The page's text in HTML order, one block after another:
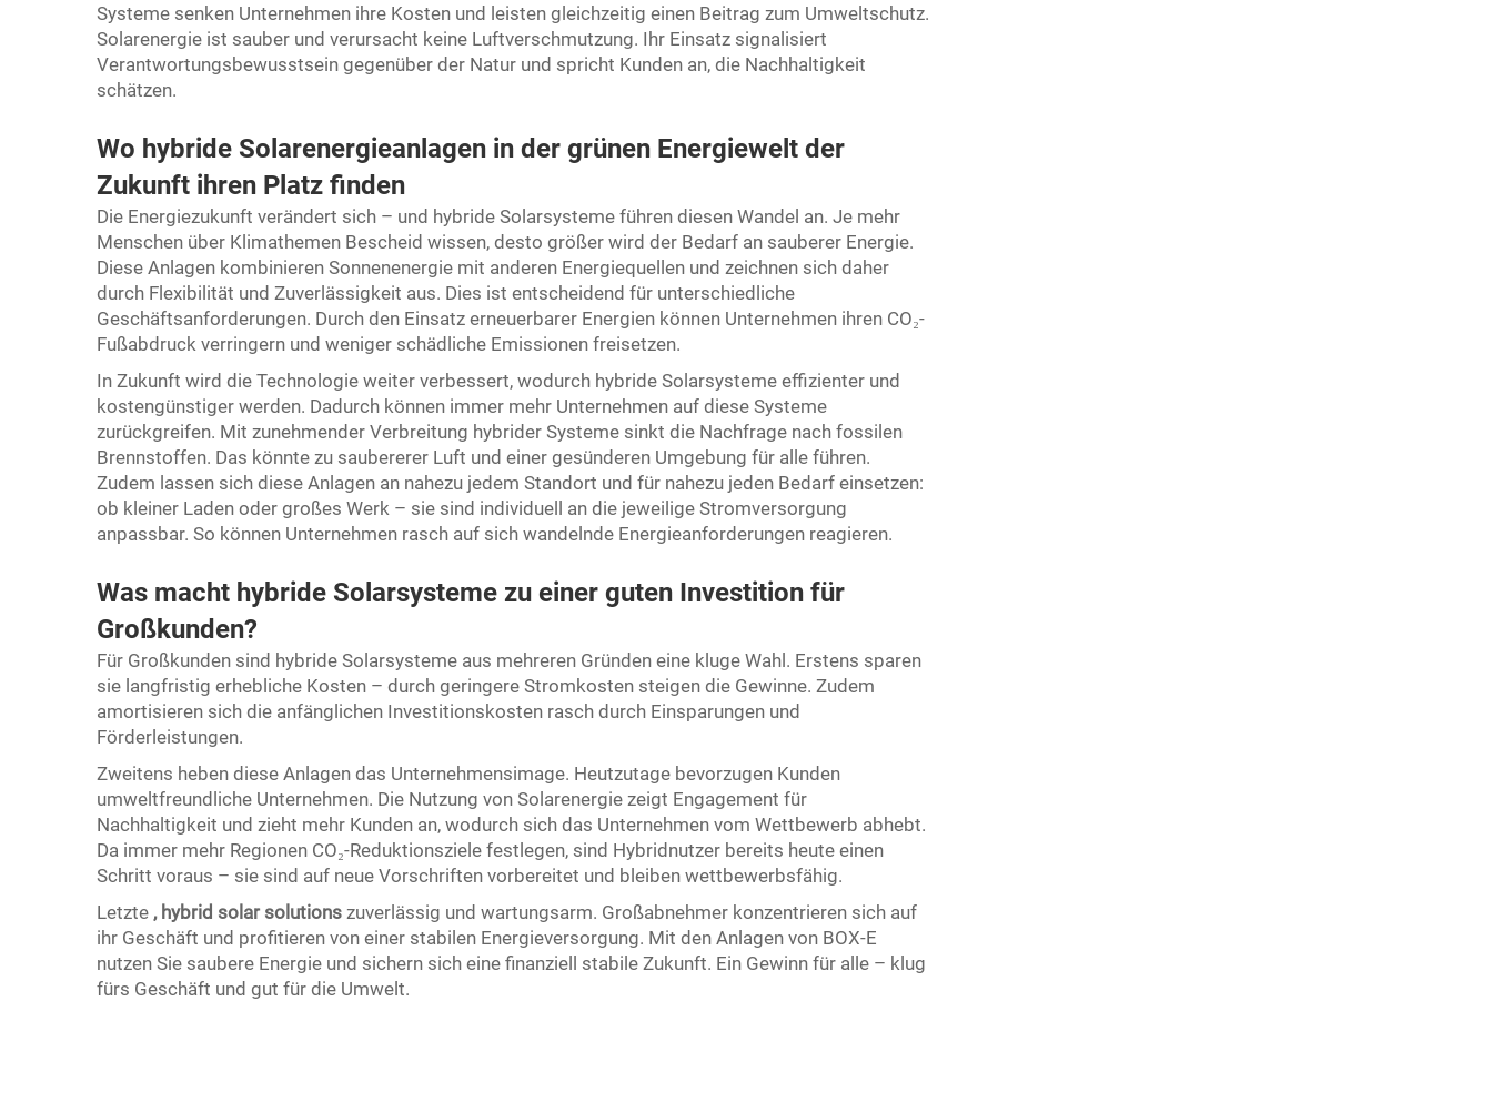
Systeme senken Unternehmen ihre Kosten und leisten gleichzeitig einen Beitrag zum Umweltschutz.
Solarenergie ist sauber und verursacht keine Luftverschmutzung. Ihr Einsatz signalisiert
Verantwortungsbewusstsein gegenüber der Natur und spricht Kunden an, die Nachhaltigkeit
schätzen.
Wo hybride Solarenergieanlagen in der grünen Energiewelt der
Zukunft ihren Platz finden
Die Energiezukunft verändert sich – und hybride Solarsysteme führen diesen Wandel an. Je mehr
Menschen über Klimathemen Bescheid wissen, desto größer wird der Bedarf an sauberer Energie.
Diese Anlagen kombinieren Sonnenenergie mit anderen Energiequellen und zeichnen sich daher
durch Flexibilität und Zuverlässigkeit aus. Dies ist entscheidend für unterschiedliche
Geschäftsanforderungen. Durch den Einsatz erneuerbarer Energien können Unternehmen ihren CO₂-
Fußabdruck verringern und weniger schädliche Emissionen freisetzen.
In Zukunft wird die Technologie weiter verbessert, wodurch hybride Solarsysteme effizienter und
kostengünstiger werden. Dadurch können immer mehr Unternehmen auf diese Systeme
zurückgreifen. Mit zunehmender Verbreitung hybrider Systeme sinkt die Nachfrage nach fossilen
Brennstoffen. Das könnte zu saubererer Luft und einer gesünderen Umgebung für alle führen.
Zudem lassen sich diese Anlagen an nahezu jedem Standort und für nahezu jeden Bedarf einsetzen:
ob kleiner Laden oder großes Werk – sie sind individuell an die jeweilige Stromversorgung
anpassbar. So können Unternehmen rasch auf sich wandelnde Energieanforderungen reagieren.
Was macht hybride Solarsysteme zu einer guten Investition für
Großkunden?
Für Großkunden sind hybride Solarsysteme aus mehreren Gründen eine kluge Wahl. Erstens sparen
sie langfristig erhebliche Kosten – durch geringere Stromkosten steigen die Gewinne. Zudem
amortisieren sich die anfänglichen Investitionskosten rasch durch Einsparungen und
Förderleistungen.
Zweitens heben diese Anlagen das Unternehmensimage. Heutzutage bevorzugen Kunden
umweltfreundliche Unternehmen. Die Nutzung von Solarenergie zeigt Engagement für
Nachhaltigkeit und zieht mehr Kunden an, wodurch sich das Unternehmen vom Wettbewerb abhebt.
Da immer mehr Regionen CO₂-Reduktionsziele festlegen, sind Hybridnutzer bereits heute einen
Schritt voraus – sie sind auf neue Vorschriften vorbereitet und bleiben wettbewerbsfähig.
Letzte , hybrid solar solutions zuverlässig und wartungsarm. Großabnehmer konzentrieren sich auf
ihr Geschäft und profitieren von einer stabilen Energieversorgung. Mit den Anlagen von BOX-E
nutzen Sie saubere Energie und sichern sich eine finanziell stabile Zukunft. Ein Gewinn für alle – klug
fürs Geschäft und gut für die Umwelt.